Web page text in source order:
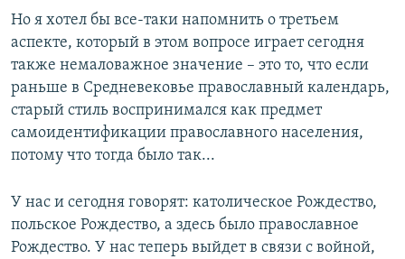
Но я хотел бы все-таки напомнить о третьем
аспекте, который в этом вопросе играет сегодня
также немаловажное значение – это то, что если
раньше в Средневековье православный календарь,
старый стиль воспринимался как предмет
самоидентификации православного населения,
потому что тогда было так...
У нас и сегодня говорят: католическое Рождество,
польское Рождество, а здесь было православное
Рождество. У нас теперь выйдет в связи с войной,